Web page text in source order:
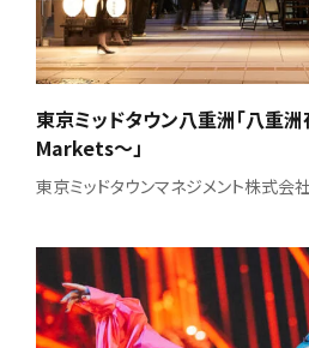
東京ミッドタウン八重洲「八重
Markets～」
東京ミッドタウンマネジメント株式会社